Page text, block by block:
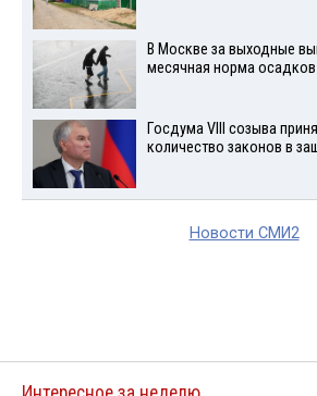
В Москве за выходные
месячная норма осадков
Госдума VIII созыва
количество законов в
Новости СМИ2